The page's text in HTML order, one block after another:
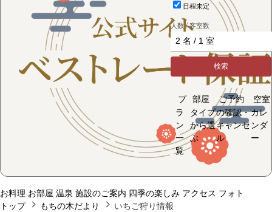
日程未定
人数 / 客室数
検索
プ
ラ
ン
一
覧
部屋
タイプ
から選
ぶ
ご予約
の確認・
キャンセ
ル
空室
カレ
ンダ
ー
お料理 お部屋 温泉 施設のご案内 四季の楽しみ アクセス フォト
トップ
もちの木だより いちご狩り情報